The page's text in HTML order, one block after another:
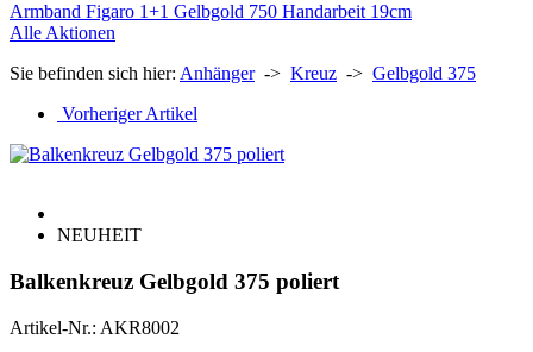
Armband Figaro 1+1 Gelbgold 750 Handarbeit 19cm
Alle Aktionen
Sie befinden sich hier: Anhänger-> Kreuz -> Gelbgold 375
Vorheriger Artikel
NEUHEIT
Balkenkreuz Gelbgold 375 poliert
Artikel-Nr.: AKR8002